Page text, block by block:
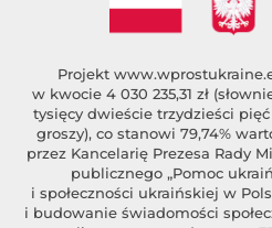
Projekt
w kwocie 4 030 235,31 zł
tysięcy dwieście trzydzieści
groszy), co stanowi 79,74%
przez Kancelarię Prezesa Rady
publicznego „Pomoc
i społeczności ukraińskiej w
i budowanie świadomości